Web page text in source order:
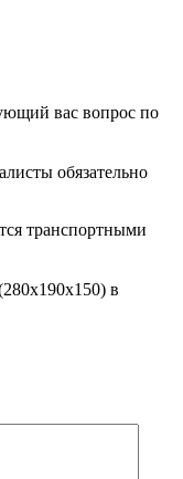
вас вопрос по
обязательно
транспортными
в